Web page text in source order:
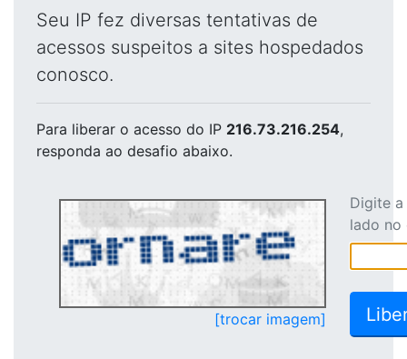
Seu IP fez diversas tentativas de
acessos suspeitos a sites hospedados
conosco.
Para liberar o acesso do IP 216.73.216.254,
responda ao desafio abaixo.
[trocar imagem]
Digite
lado no